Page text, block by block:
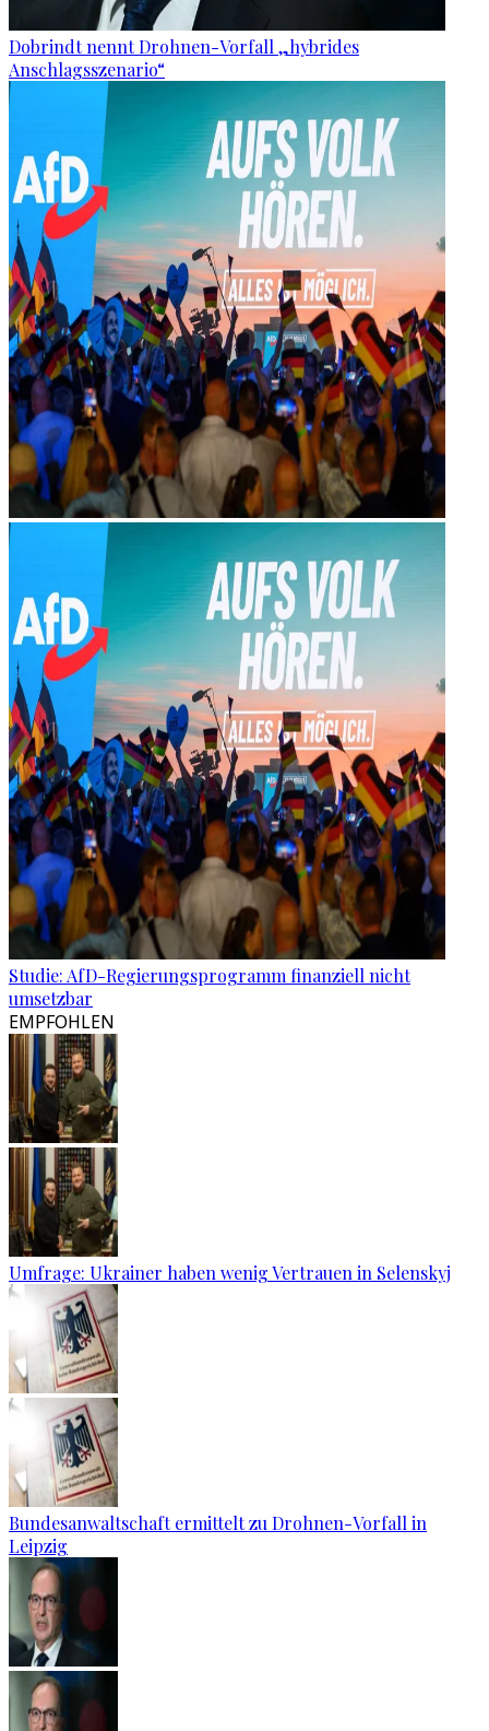
Dobrindt nennt Drohnen-Vorfall „hybrides
Anschlagsszenario“
Studie: AfD-Regierungsprogramm finanziell nicht
umsetzbar
EMPFOHLEN
Umfrage: Ukrainer haben wenig Vertrauen in Selenskyj
Bundesanwaltschaft ermittelt zu Drohnen-Vorfall in
Leipzig